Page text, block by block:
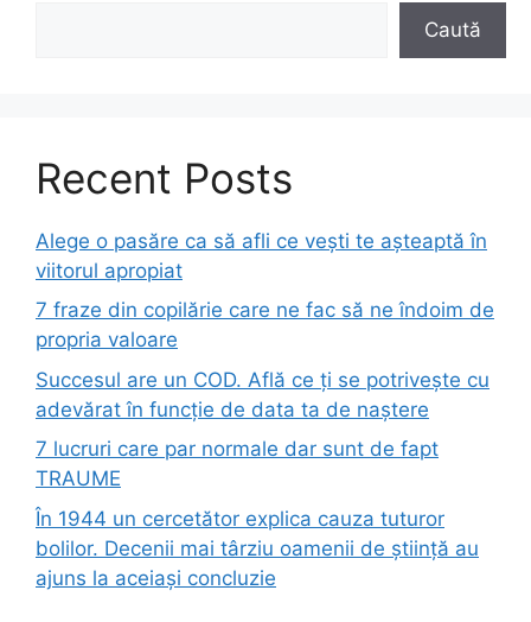
Caută
Recent Posts
Alege o pasăre ca să afli ce vești te așteaptă în
viitorul apropiat
7 fraze din copilărie care ne fac să ne îndoim de
propria valoare
Succesul are un COD. Află ce ți se potrivește cu
adevărat în funcție de data ta de naștere
7 lucruri care par normale dar sunt de fapt
TRAUME
În 1944 un cercetător explica cauza tuturor
bolilor. Decenii mai târziu oamenii de știință au
ajuns la aceiași concluzie